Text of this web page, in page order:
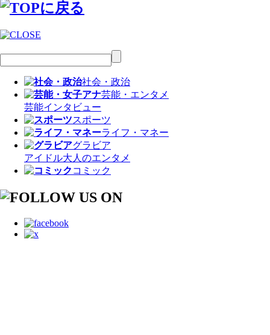
社会・政治
芸能・エンタメ
芸能インタビュー
スポーツ
ライフ・マネー
グラビア
アイドル大人のエンタメ
コミック